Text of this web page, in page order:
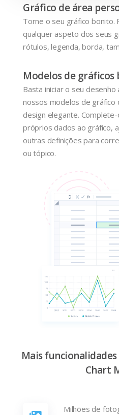
Gráfico de área
Torne o seu gráfico bonito.
qualquer aspeto dos seus
rótulos, legenda, borda,
Modelos de gráficos
Basta iniciar o seu
nossos modelos de gráfico
design elegante.
próprios dados ao gráfico,
outras definições para
ou tópico.
Mais
Chart
Milhões de